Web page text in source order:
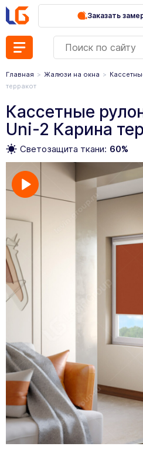
Заказать
Главная Жалюзи на окна
терракот
Кассетные
Uni-2 Карина
Светозащита ткани: 60%